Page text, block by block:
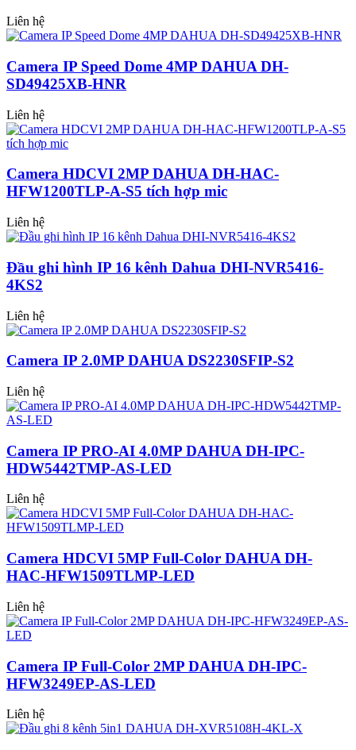
Liên hệ
Camera IP Speed Dome 4MP DAHUA DH-
SD49425XB-HNR
Liên hệ
Camera HDCVI 2MP DAHUA DH-HAC-
HFW1200TLP-A-S5 tích hợp mic
Liên hệ
Đầu ghi hình IP 16 kênh Dahua DHI-NVR5416-
4KS2
Liên hệ
Camera IP 2.0MP DAHUA DS2230SFIP-S2
Liên hệ
Camera IP PRO-AI 4.0MP DAHUA DH-IPC-
HDW5442TMP-AS-LED
Liên hệ
Camera HDCVI 5MP Full-Color DAHUA DH-
HAC-HFW1509TLMP-LED
Liên hệ
Camera IP Full-Color 2MP DAHUA DH-IPC-
HFW3249EP-AS-LED
Liên hệ